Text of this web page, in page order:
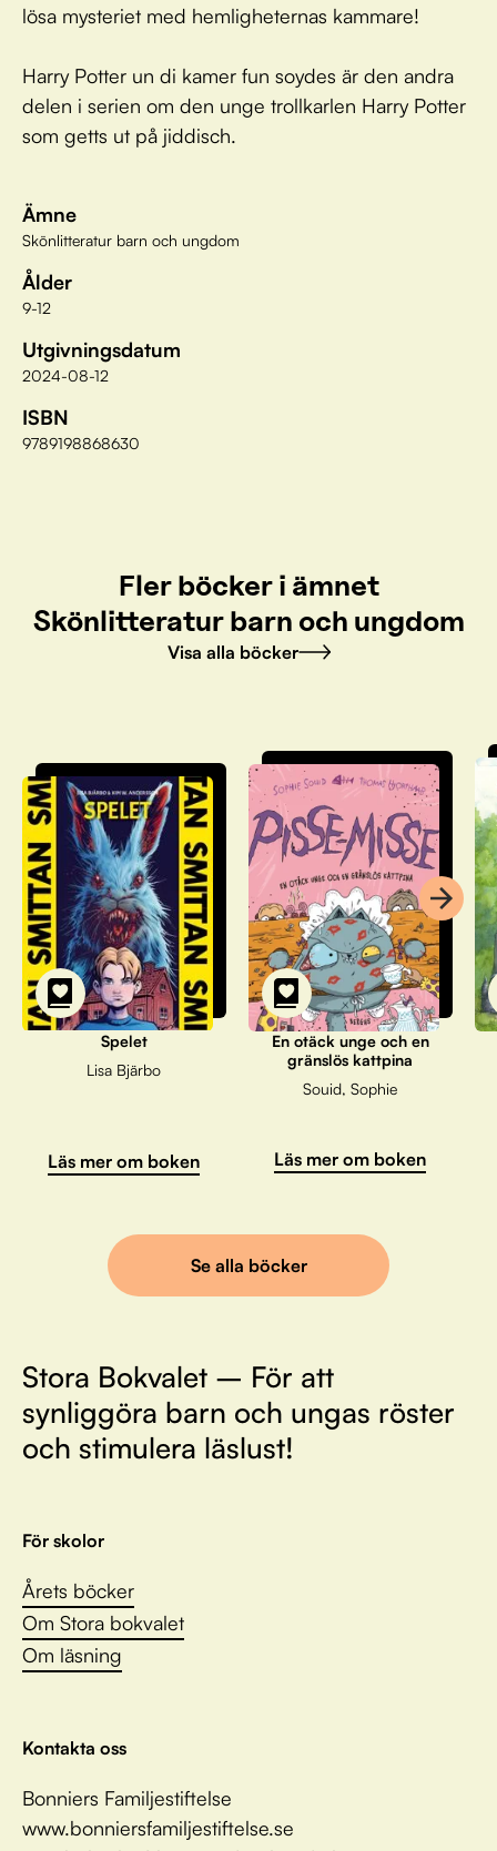
lösa mysteriet med hemligheternas kammare!
Harry Potter un di kamer fun soydes är den andra
delen i serien om den unge trollkarlen Harry Potter
som getts ut på jiddisch.
Ämne
Skönlitteratur barn och ungdom
Ålder
9-12
Utgivningsdatum
2024-08-12
ISBN
9789198868630
Fler böcker i ämnet
Skönlitteratur barn och ungdom
Visa alla böcker
Spelet
Lisa Bjärbo
Läs mer om boken
En otäck unge och en
gränslös kattpina
Souid, Sophie
Läs mer om boken
Se alla böcker
Stora Bokvalet – För att
synliggöra barn och ungas röster
och stimulera läslust!
För skolor
Årets böcker
Om Stora bokvalet
Om läsning
Kontakta oss
Bonniers Familjestiftelse
www.bonniersfamiljestiftelse.se